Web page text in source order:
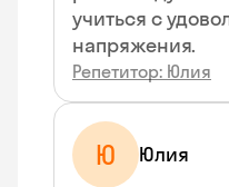
учиться с
напряжения.
Репетитор: Юлия
Ю
Юлия